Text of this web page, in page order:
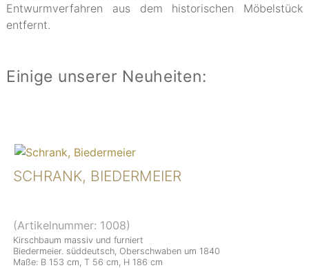
Entwurmverfahren aus dem historischen Möbelstück
entfernt.
Einige unserer Neuheiten:
SCHRANK, BIEDERMEIER
(Artikelnummer: 1008)
Kirschbaum massiv und furniert
Biedermeier. süddeutsch, Oberschwaben um 1840
Maße: B 153 cm, T 56 cm, H 186 cm